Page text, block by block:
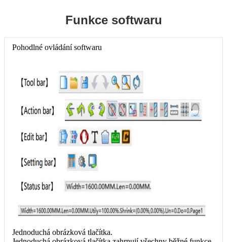
Funkce softwaru
Pohodlné ovládání softwaru
Jednoduchá obrázková tlačítka.